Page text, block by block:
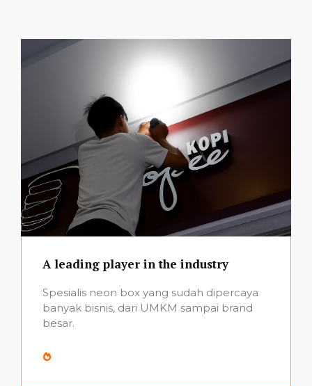
A leading player in the industry
Spesialis neon box yang sudah dipercaya
banyak bisnis, dari UMKM sampai brand
besar.